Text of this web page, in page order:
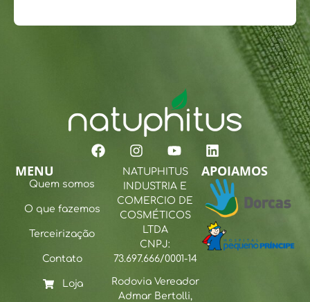
MENU
Quem somos
O que fazemos
Terceirização
Contato
Loja
NATUPHITUS
INDUSTRIA E
COMERCIO DE
COSMÉTICOS
LTDA
CNPJ:
73.697.666/0001-14
Rodovia Vereador
Admar Bertolli,
APOIAMOS